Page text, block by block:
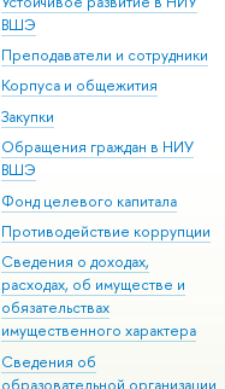
ВШЭ
Преподаватели и сотрудники
Корпуса и общежития
Закупки
Обращения граждан в НИУ
ВШЭ
Фонд целевого капитала
Противодействие коррупции
Сведения о доходах,
расходах, об имуществе и
обязательствах
имущественного характера
Сведения об
образовательной организации